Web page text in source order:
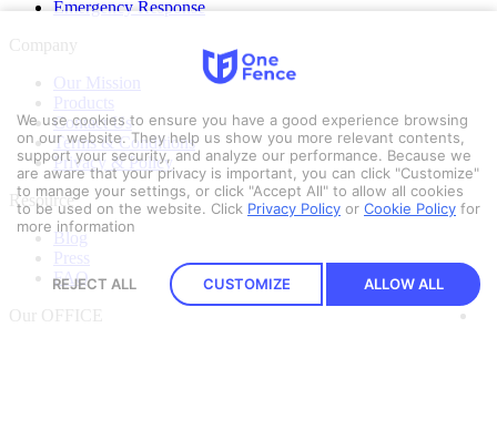
Emergency Response
Company
Our Mission
Products
Contact Us
Terms & Conditions
Privacy & Policy
Resource
Blog
Press
FAQ
Our OFFICE
We use cookies to ensure you have a good experience browsing
on our website. They help us show you more relevant contents,
support your security, and analyze our performance. Because we
are aware that your privacy is important, you can click "Customize"
to manage your settings, or click "Accept All" to allow all cookies
to be used on the website. Click Privacy Policy or Cookie Policy for
more information
REJECT ALL CUSTOMIZE ALLOW ALL